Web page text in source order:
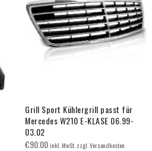
Grill Sport Kühlergrill passt für
Mercedes W210 E-KLASE 06.99-
03.02
€90.00inkl. MwSt. zzgl. Versandkosten